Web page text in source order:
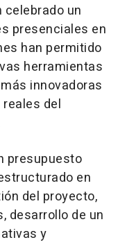
celebrado un
presenciales en
han permitido
herramientas
innovadoras
del
presupuesto
en
del proyecto,
desarrollo de un
y